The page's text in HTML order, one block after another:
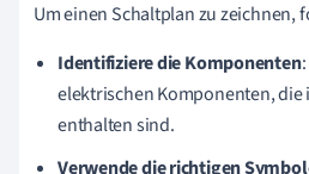
Um einen Schaltplan zu zeichnen,
Identifiziere die Komponenten
elektrischen Komponenten, die
enthalten sind.
Verwende die richtigen